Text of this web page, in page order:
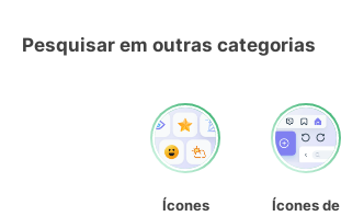
Pesquisar em outras categorias
Ícones
Ícones de